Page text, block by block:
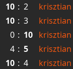
10 : 2 krisztian
10 : 3 krisztian
0 : 10 krisztian
4 : 5 krisztian
10 : 4 krisztian